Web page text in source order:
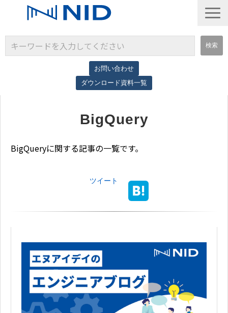
お問い合わせ
ダウンロード資料一覧
導入事例
BigQuery
BigQueryに関する記事の一覧です。
ツイート